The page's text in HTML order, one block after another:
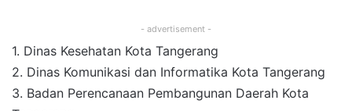
- advertisement -
1. Dinas Kesehatan Kota Tangerang
2. Dinas Komunikasi dan Informatika Kota Tangerang
3. Badan Perencanaan Pembangunan Daerah Kota